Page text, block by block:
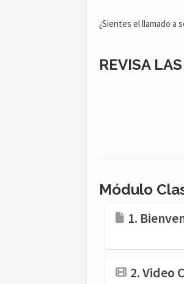
¿Sientes el llamado a
REVISA
Módulo
1.
2. Video